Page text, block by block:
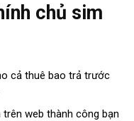
chủ sim
cả thuê bao trả trước
web thành công bạn